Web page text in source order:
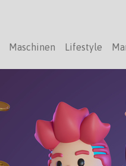
Maschinen Lifestyle